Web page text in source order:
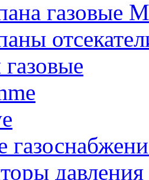
газовые
давления